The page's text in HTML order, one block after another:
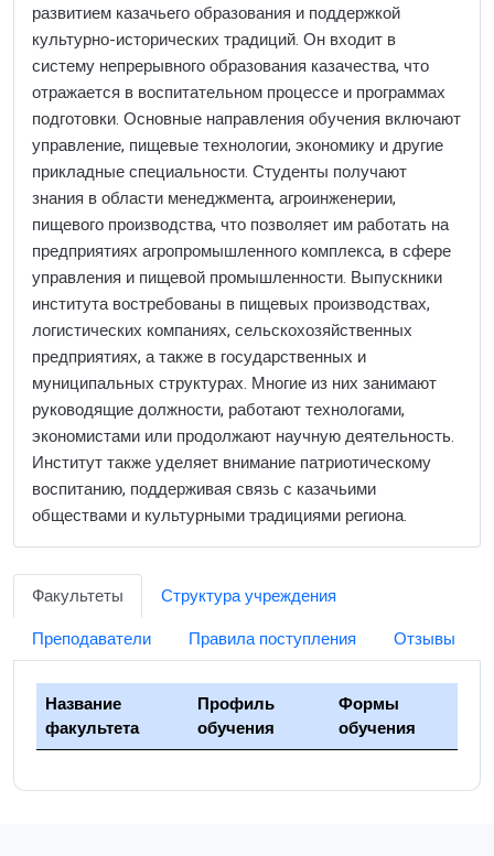
развитием казачьего образования и поддержкой
культурно-исторических традиций. Он входит в
систему непрерывного образования казачества, что
отражается в воспитательном процессе и программах
подготовки. Основные направления обучения включают
управление, пищевые технологии, экономику и другие
прикладные специальности. Студенты получают
знания в области менеджмента, агроинженерии,
пищевого производства, что позволяет им работать на
предприятиях агропромышленного комплекса, в сфере
управления и пищевой промышленности. Выпускники
института востребованы в пищевых производствах,
логистических компаниях, сельскохозяйственных
предприятиях, а также в государственных и
муниципальных структурах. Многие из них занимают
руководящие должности, работают технологами,
экономистами или продолжают научную деятельность.
Институт также уделяет внимание патриотическому
воспитанию, поддерживая связь с казачьими
обществами и культурными традициями региона.
Факультеты
Структура учреждения
Преподаватели
Правила поступления Отзывы
Название
факультета
Профиль
обучения
Формы
обучения